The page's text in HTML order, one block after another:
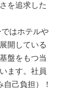
を追求した
はホテルや
開している
盤をもつ当
ます。社員
己負担）！